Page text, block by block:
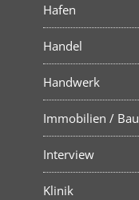
Hafen
Handel
Handwerk
Immobilien / Bau
Interview
Klinik